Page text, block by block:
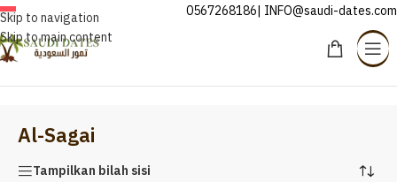
Skip to navigation
Skip to main content
INDONESIA 0567268186| INFO@saudi-dates.com
Beranda/Al-Sagai
Al-Sagai
Tampilkan bilah sisi